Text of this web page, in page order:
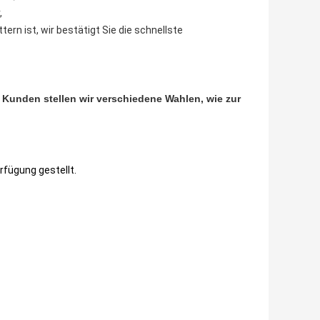
ist, wir bestätigt Sie die schnellste
stellen wir verschiedene Wahlen, wie zur
gestellt.